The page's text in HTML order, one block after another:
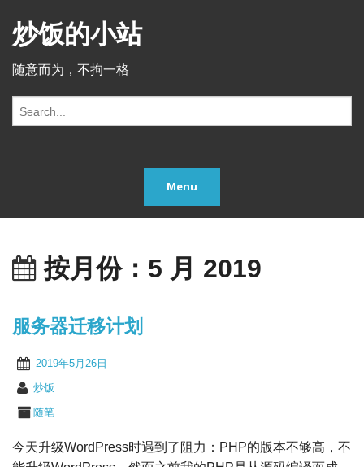
炒饭的小站
随意而为，不拘一格
Menu
按月份：5 月 2019
服务器迁移计划
2019年5月26日
炒饭
随笔
今天升级WordPress时遇到了阻力：PHP的版本不够高，不